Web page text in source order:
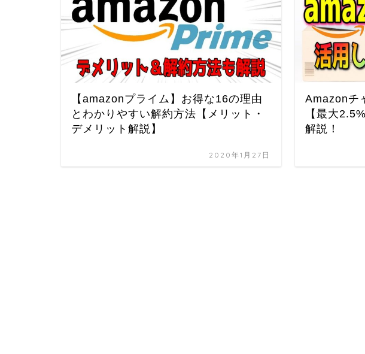
【amazonプライム】お得な16の理由
とわかりやすい解約方法【メリット・
デメリット解説】
2020年1月27日
Amazonチ
【最大
解説！